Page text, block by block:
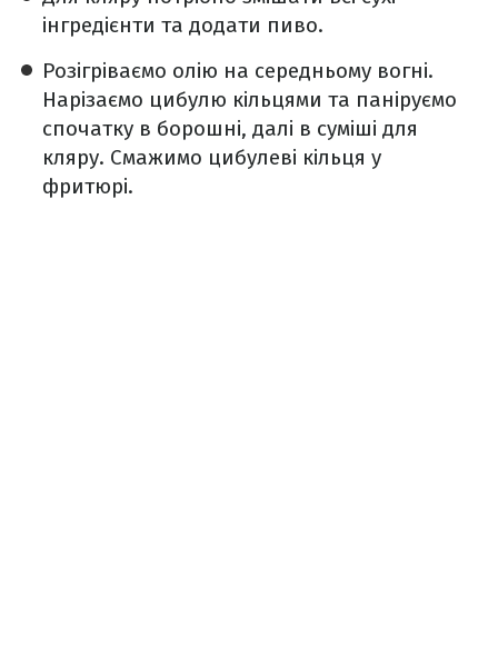
інгредієнти та додати пиво.
Розігріваємо олію на середньому вогні.
Нарізаємо цибулю кільцями та паніруємо
спочатку в борошні, далі в суміші для
кляру. Смажимо цибулеві кільця у
фритюрі.